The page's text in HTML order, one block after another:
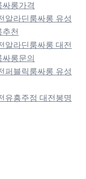
롱가격
알라딘룸싸롱 유성
천
알라딘룸싸롱 대전
롱문의
퍼블릭룸싸롱 유성
유흥주점 대전봉명